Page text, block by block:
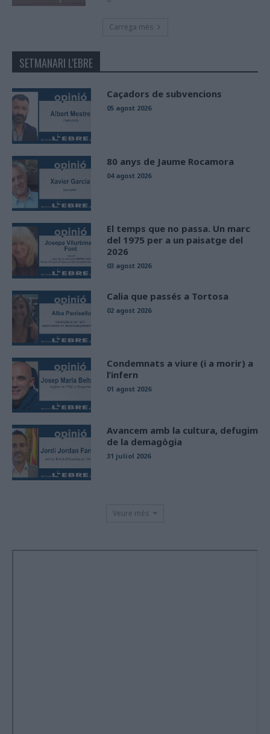
Carrega més
SETMANARI L'EBRE
Caçadors de subvencions
05 agost 2026
80 anys de Jaume Rocamora
04 agost 2026
El temps que no passa. Un marc
del 1975 per a un paisatge del
2026
03 agost 2026
Calia que passés a Tortosa
02 agost 2026
Condemnats a viure (i a morir) a
l’infern
01 agost 2026
Avancem amb la cultura, defugim
de la demagògia
31 juliol 2026
Veure més